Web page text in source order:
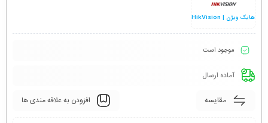
هایک ویژن | HikVision
موجود است
آماده ارسال
مقایسه افزودن به علاقه مندی ها